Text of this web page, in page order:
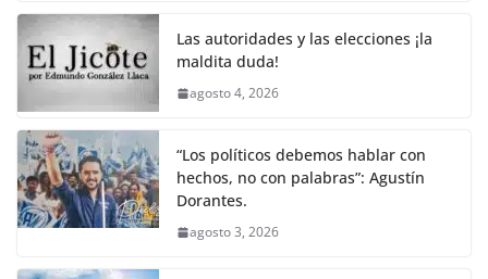
Las autoridades y las elecciones ¡la
maldita duda!
agosto 4, 2026
“Los políticos debemos hablar con
hechos, no con palabras”: Agustín
Dorantes.
agosto 3, 2026